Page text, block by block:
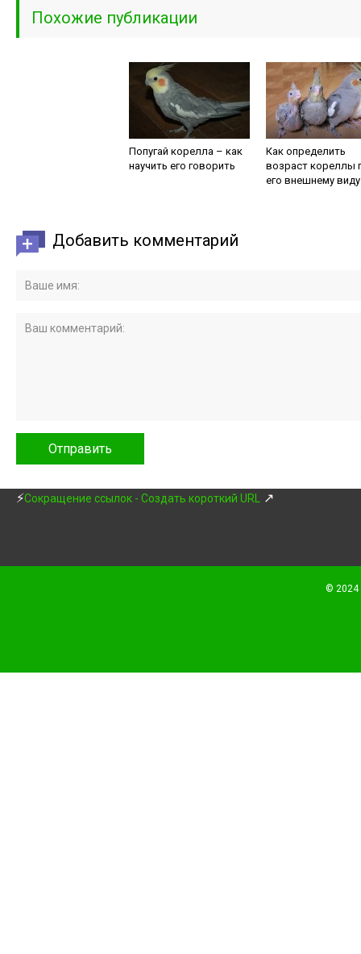
Похожие публикации
Попугай корелла – как
научить его говорить
Как определить
возраст кореллы
его внешнему виду
Добавить комментарий
⚡Сокращение ссылок - Создать короткий URL ↗
© 2024